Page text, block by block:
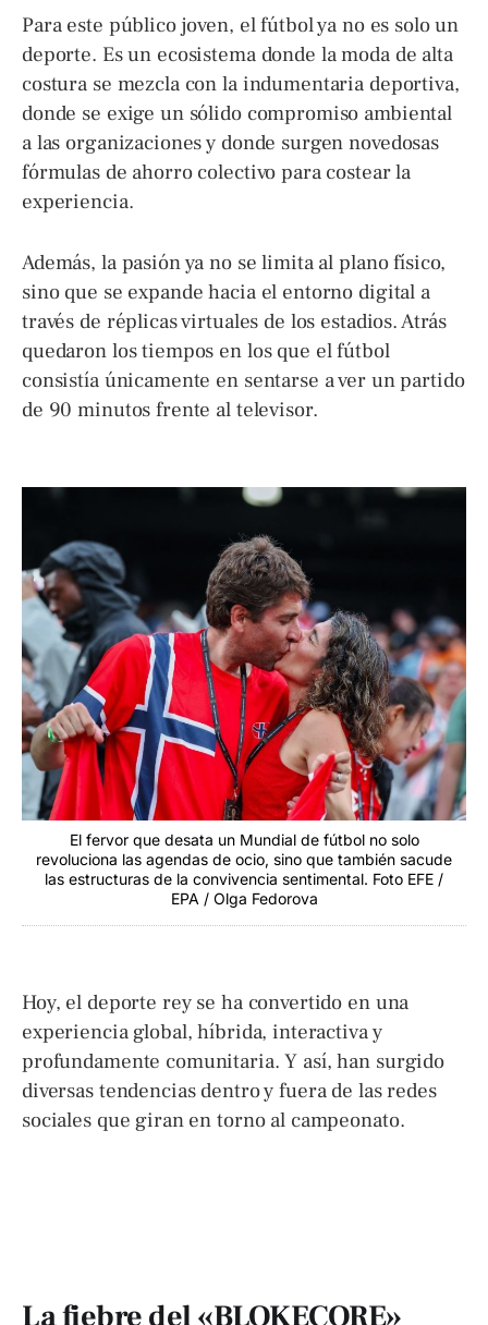
Para este público joven, el fútbol ya no es solo un
deporte. Es un ecosistema donde la moda de alta
costura se mezcla con la indumentaria deportiva,
donde se exige un sólido compromiso ambiental
a las organizaciones y donde surgen novedosas
fórmulas de ahorro colectivo para costear la
experiencia.
Además, la pasión ya no se limita al plano físico,
sino que se expande hacia el entorno digital a
través de réplicas virtuales de los estadios. Atrás
quedaron los tiempos en los que el fútbol
consistía únicamente en sentarse a ver un partido
de 90 minutos frente al televisor.
El fervor que desata un Mundial de fútbol no solo
revoluciona las agendas de ocio, sino que también sacude
las estructuras de la convivencia sentimental. Foto EFE /
EPA / Olga Fedorova
Hoy, el deporte rey se ha convertido en una
experiencia global, híbrida, interactiva y
profundamente comunitaria. Y así, han surgido
diversas tendencias dentro y fuera de las redes
sociales que giran en torno al campeonato.
La fiebre del «BLOKECORE»